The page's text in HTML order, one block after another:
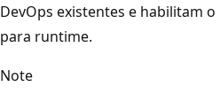
DevOps existentes e habilitam
para runtime.
Note